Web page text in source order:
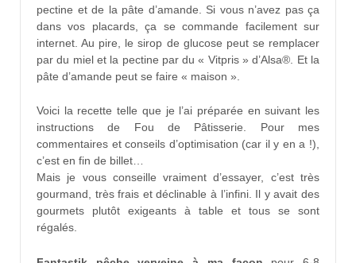
pectine et de la pâte d’amande. Si vous n’avez pas ça
dans vos placards, ça se commande facilement sur
internet. Au pire, le sirop de glucose peut se remplacer
par du miel et la pectine par du « Vitpris » d’Alsa®. Et la
pâte d’amande peut se faire « maison ».
Voici la recette telle que je l’ai préparée en suivant les
instructions de Fou de Pâtisserie. Pour mes
commentaires et conseils d’optimisation (car il y en a !),
c’est en fin de billet…
Mais je vous conseille vraiment d’essayer, c’est très
gourmand, très frais et déclinable à l’infini. Il y avait des
gourmets plutôt exigeants à table et tous se sont
régalés.